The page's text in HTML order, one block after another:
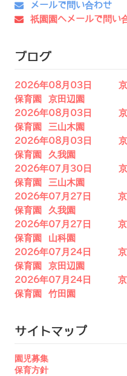
メールで問い合わせ
祇園園へメールで問い
ブログ
2026年08月03日 京都
保育園 京田辺園
2026年08月03日 京都
保育園 三山木園
2026年08月03日 京都
保育園 久我園
2026年07月30日 京都
保育園 三山木園
2026年07月27日 京都
保育園 久我園
2026年07月27日 京都
保育園 山科園
2026年07月24日 京都
保育園 京田辺園
2026年07月24日 京都
保育園 竹田園
サイトマップ
園児募集
保育方針